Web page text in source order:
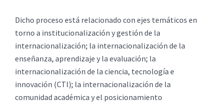
Dicho proceso está relacionado con ejes temáticos en
torno a institucionalización y gestión de la
internacionalización; la internacionalización de la
enseñanza, aprendizaje y la evaluación; la
internacionalización de la ciencia, tecnología e
innovación (CTI); la internacionalización de la
comunidad académica y el posicionamiento